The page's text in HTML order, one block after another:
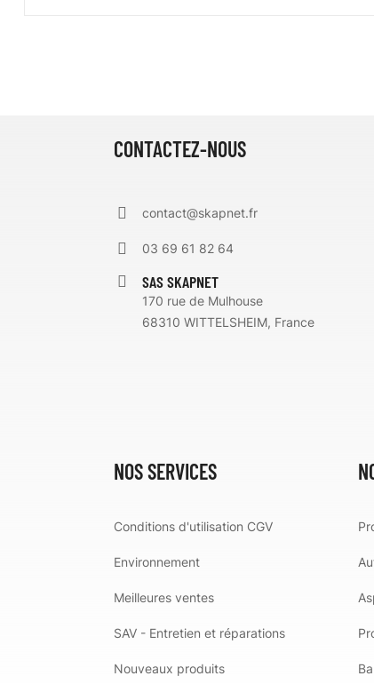
CONTACTEZ-NOUS
contact@skapnet.fr
03 69 61 82 64
SAS SKAPNET
170 rue de Mulhouse
68310 WITTELSHEIM, France
NOS SERVICES
Conditions d'utilisation CGV
Environnement
Meilleures ventes
SAV - Entretien et réparations
Nouveaux produits